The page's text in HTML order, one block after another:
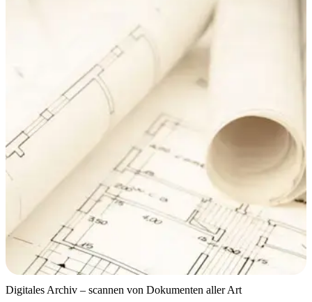
Digitales Archiv – scannen von Dokumenten aller Art